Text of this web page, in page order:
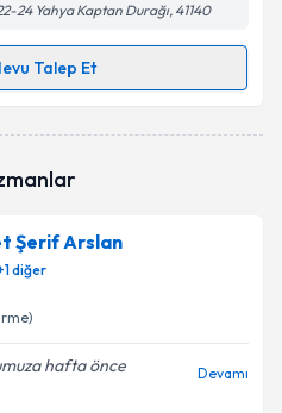
24 Yahya Kaptan Durağı, 41140
Talep Et
randevu almanız için bir
ilişkin
Aydınlatma
Şerif Arslan
1diğer
hafta önce
Devamı